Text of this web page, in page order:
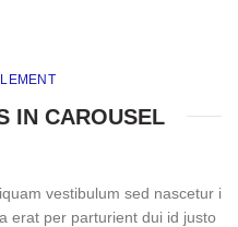
IN CAROUSEL
vestibulum sed nascetur id
per parturient dui id justo